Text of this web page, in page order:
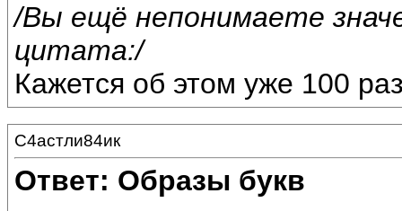
/Вы ещё непонимаете
цитата:/
Кажется об этом уже 100
С4астли84ик
Ответ: Образы букв